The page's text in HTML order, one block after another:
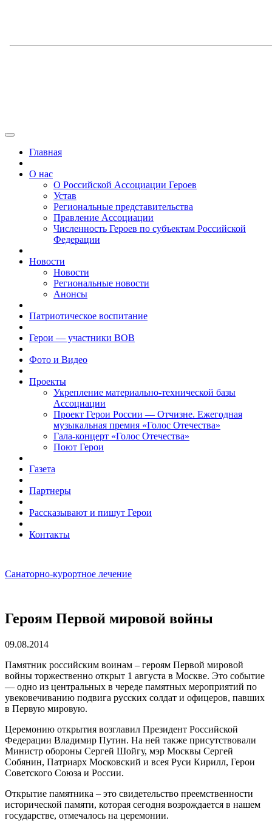
Главная
О нас
О Российской Ассоциации Героев
Устав
Региональные представительства
Правление Ассоциации
Численность Героев по субъектам Российской
Федерации
Новости
Новости
Региональные новости
Анонсы
Патриотическое воспитание
Герои — участники ВОВ
Фото и Видео
Проекты
Укрепление материально-технической базы
Ассоциации
Проект Герои России — Отчизне. Ежегодная
музыкальная премия «Голос Отечества»
Гала-концерт «Голос Отечества»
Поют Герои
Газета
Партнеры
Рассказывают и пишут Герои
Контакты
Санаторно-курортное лечение
Героям Первой мировой войны
09.08.2014
Памятник российским воинам – героям Первой мировой
войны торжественно открыт 1 августа в Москве. Это событие
— одно из центральных в череде памятных мероприятий по
увековечиванию подвига русских солдат и офицеров, павших
в Первую мировую.
Церемонию открытия возглавил Президент Российской
Федерации Владимир Путин. На ней также присутствовали
Министр обороны Сергей Шойгу, мэр Москвы Сергей
Собянин, Патриарх Московский и всея Руси Кирилл, Герои
Советского Союза и России.
Открытие памятника – это свидетельство преемственности
исторической памяти, которая сегодня возрождается в нашем
государстве, отмечалось на церемонии.